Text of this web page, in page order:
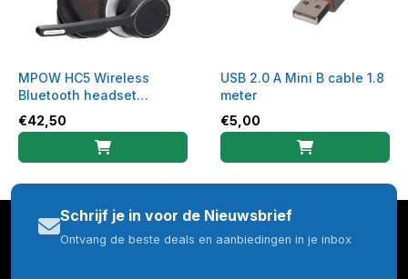
MPOW HC5 Wireless
Bluetooth headset
kantoor
€42,50
USB 2.0 A Mini B cable 1.8
meter
€5,00
Schrijf je in voor de Nieuwsbrief
Ontvang de beste deals en aanbiedingen in je inbox